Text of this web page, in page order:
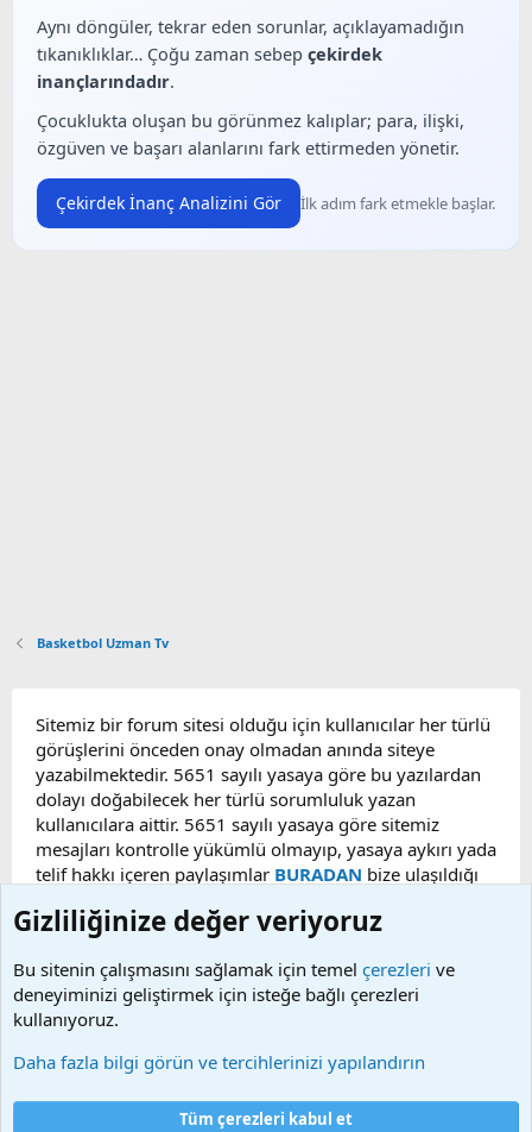
Aynı döngüler, tekrar eden sorunlar, açıklayamadığın
tıkanıklıklar… Çoğu zaman sebep çekirdek
inançlarındadır.
Çocuklukta oluşan bu görünmez kalıplar; para, ilişki,
özgüven ve başarı alanlarını fark ettirmeden yönetir.
Çekirdek İnanç Analizini Gör İlk adım fark etmekle başlar.
Basketbol Uzman Tv
Sitemiz bir forum sitesi olduğu için kullanıcılar her türlü
görüşlerini önceden onay olmadan anında siteye
yazabilmektedir. 5651 sayılı yasaya göre bu yazılardan
dolayı doğabilecek her türlü sorumluluk yazan
kullanıcılara aittir. 5651 sayılı yasaya göre sitemiz
mesajları kontrolle yükümlü olmayıp, yasaya aykırı yada
telif hakkı içeren paylaşımlar BURADAN bize ulaşıldığı
kaldırılacaktır. Sitemizde Bulunan Videolar YouTube,
alınmaktadır. Telif hakları sorumluluğu bu sitelere aittir.
Videoların hiç biri sunucularımızda bulunmamaktadır.
Şartlar ve kurallar Gizlilik politikası
Gizliliğinize değer veriyoruz
Bu sitenin çalışmasını sağlamak için temel çerezleri ve
deneyiminizi geliştirmek için isteğe bağlı çerezleri
kullanıyoruz.
Daha fazla bilgi görün ve tercihlerinizi yapılandırın
Tüm çerezleri kabul et